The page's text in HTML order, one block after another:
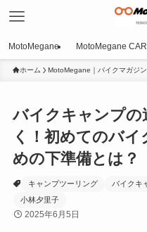
MotoMegane MotoMegane
ホーム MotoMegane｜バイクマガジン
バイクキャンプ
く！初めてのバ
めの下準備とは？
キャンプツーリング バイクキ
小林夕里子
2025年6月5日